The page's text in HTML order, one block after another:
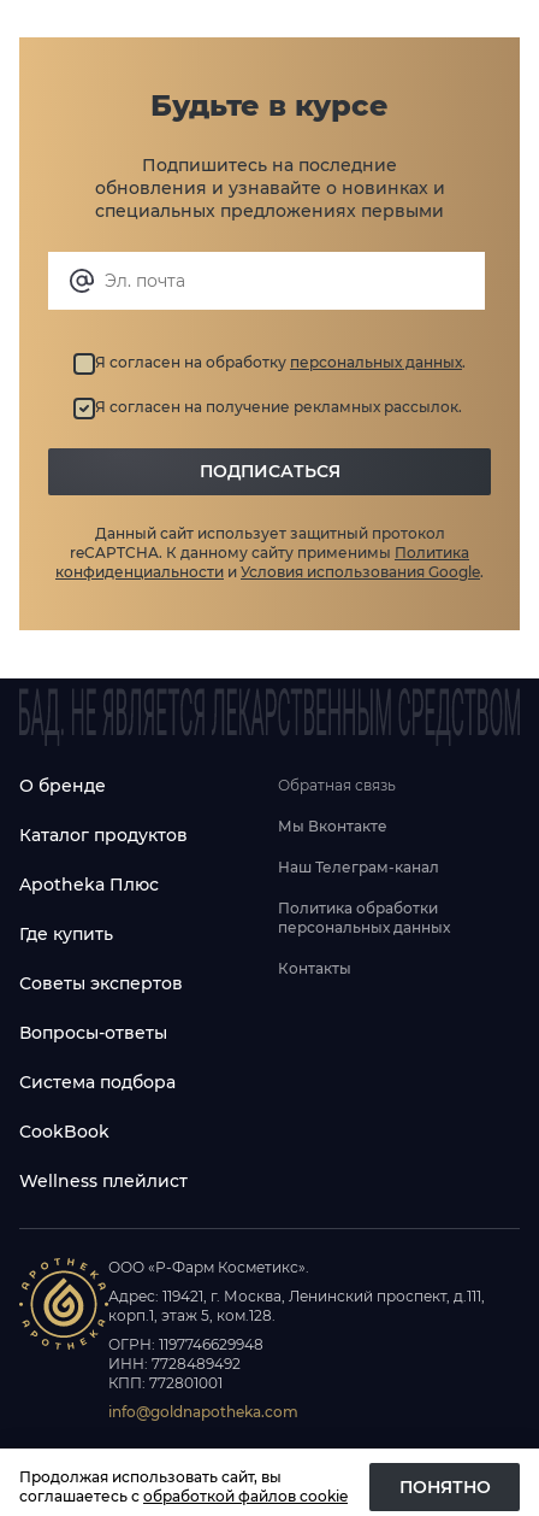
Будьте в курсе
Подпишитесь на последние
обновления и узнавайте о новинках и
специальных предложениях первыми
Я согласен на обработку персональных данных.
Я согласен на получение рекламных рассылок.
ПОДПИСАТЬСЯ
Данный сайт использует защитный протокол
reCAPTCHA. К данному сайту применимы Политика
конфиденциальности и Условия использования Google.
О бренде
Каталог продуктов
Apotheka Плюс
Где купить
Советы экспертов
Вопросы-ответы
Система подбора
CookBook
Wellness плейлист
Обратная связь
Мы Вконтакте
Наш Телеграм-канал
Политика обработки
персональных данных
Контакты
ООО «Р-Фарм Косметикс».
Адрес: 119421, г. Москва, Ленинский проспект, д.111,
корп.1, этаж 5, ком.128.
ОГРН: 1197746629948
ИНН: 7728489492
КПП: 772801001
info@goldnapotheka.com
APOTHEKA. Все права защищены
Продолжая использовать сайт, вы
соглашаетесь с обработкой файлов cookie ПОНЯТНО